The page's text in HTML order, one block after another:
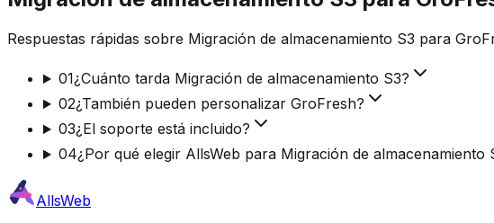
Respuestas rápidas sobre Migración de almacenamiento S3 para
01¿Cuánto tarda Migración de almacenamiento S3?
02¿También pueden personalizar GroFresh?
03¿El soporte está incluido?
04¿Por qué elegir AllsWeb para Migración de almacenamiento
AllsWeb